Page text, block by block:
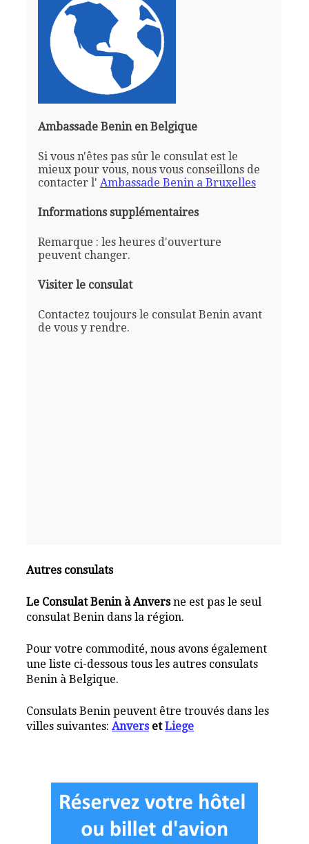
Ambassade Benin en Belgique
Si vous n'êtes pas sûr le consulat est le
mieux pour vous, nous vous conseillons de
contacter l' Ambassade Benin a Bruxelles
Informations supplémentaires
Remarque : les heures d'ouverture
peuvent changer.
Visiter le consulat
Contactez toujours le consulat Benin avant
de vous y rendre.
Autres consulats
Le Consulat Benin à Anversne est pas le seul
consulat Benin dans la région.
Pour votre commodité, nous avons également
une liste ci-dessous tous les autres consulats
Benin à Belgique.
Consulats Benin peuvent être trouvés dans les
villes suivantes:AnversetLiege